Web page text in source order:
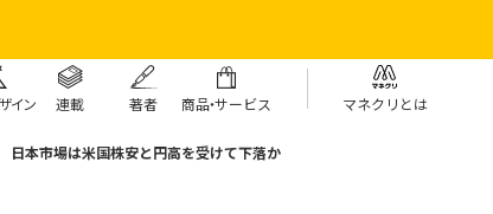
イン 連載 著者 商品・サービス マネクリとは
日本市場は米国株安と円高を受けて下落か